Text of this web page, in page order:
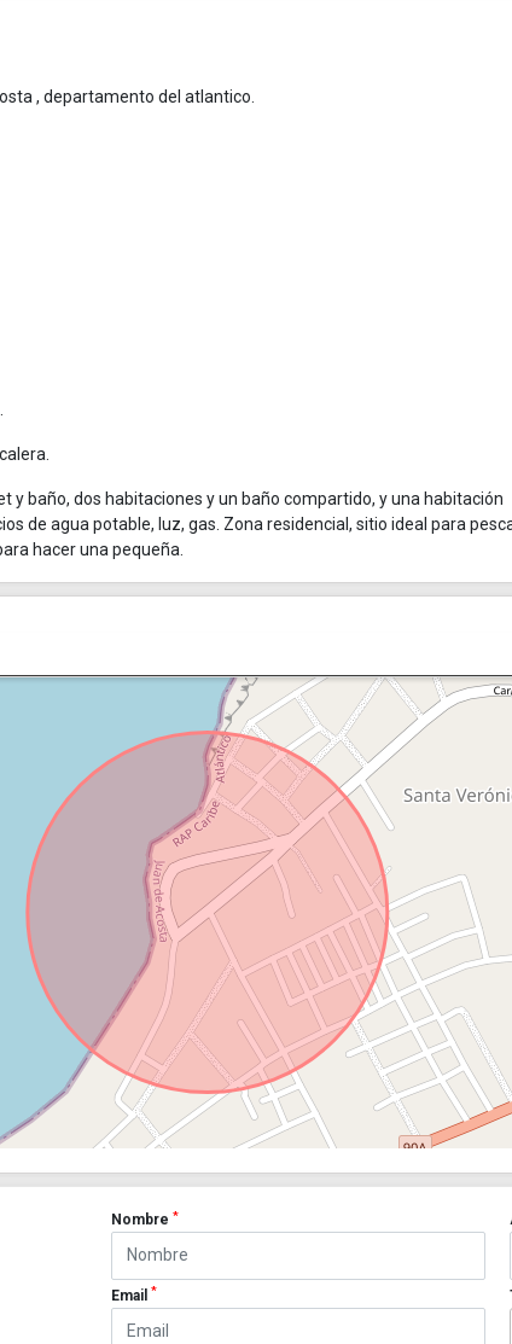
, departamento del atlantico.
baño, dos habitaciones y un baño compartido, y una habitación
de agua potable, luz, gas. Zona residencial, sitio ideal para
hacer una pequeña.
Nombre*
Email*